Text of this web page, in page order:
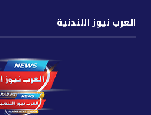
العرب نيوز اللندنية